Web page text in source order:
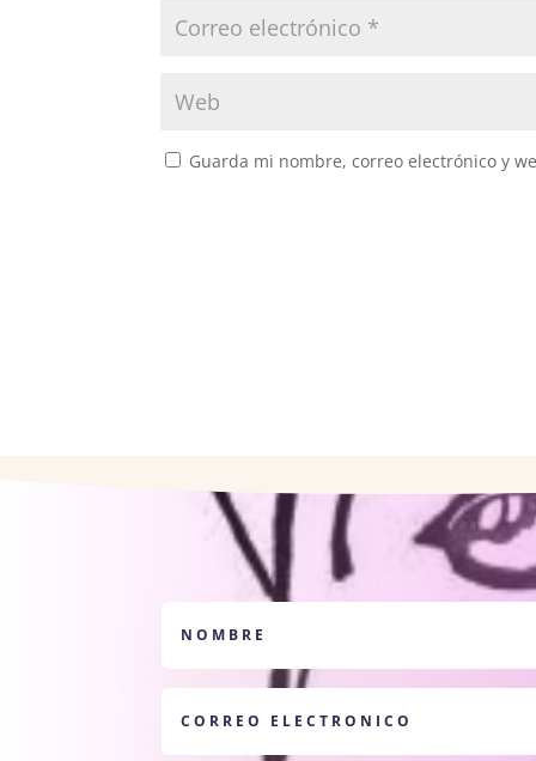
Guarda mi nombre, correo electrónico y